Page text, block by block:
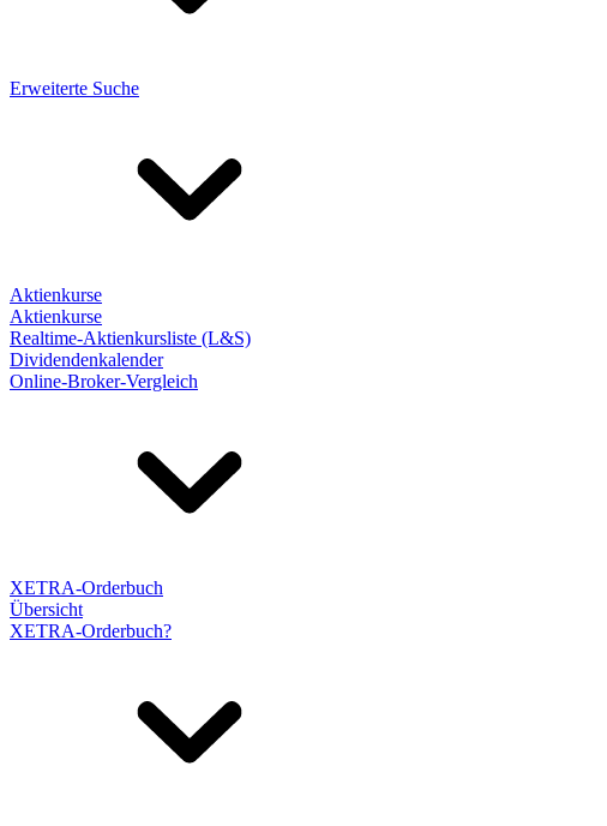
Erweiterte Suche
Aktienkurse
Aktienkurse
Realtime-Aktienkursliste (L&S)
Dividendenkalender
Online-Broker-Vergleich
XETRA-Orderbuch
Übersicht
XETRA-Orderbuch?